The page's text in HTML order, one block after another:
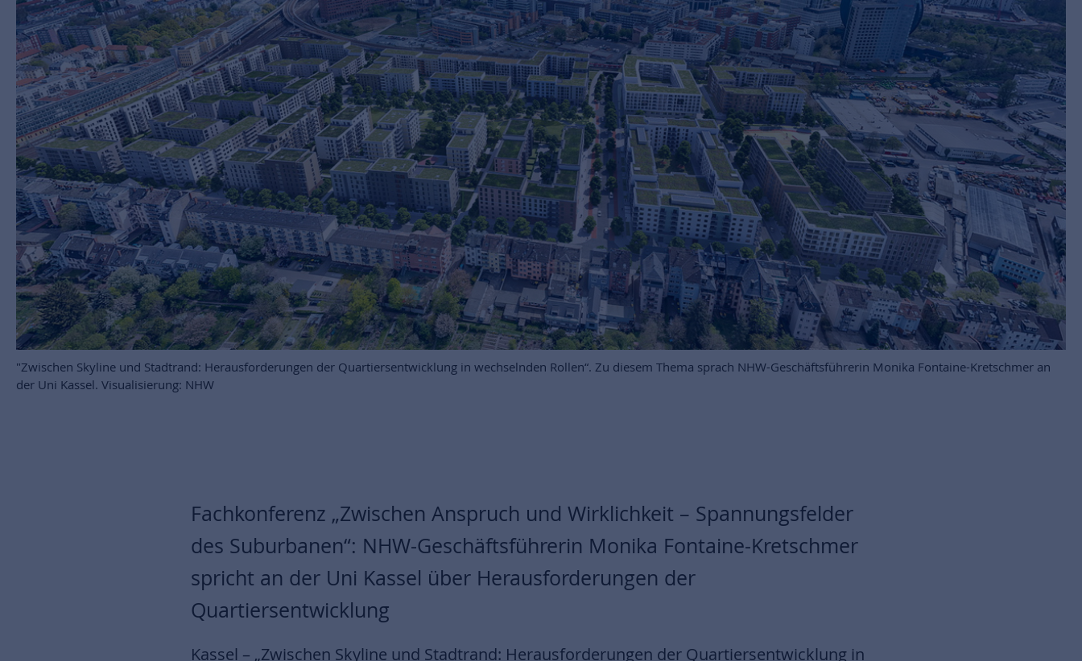
"Zwischen Skyline und Stadtrand: Herausforderungen der Quartiersentwicklung in wechselnden Rollen“. Zu diesem Thema sprach NHW-Geschäftsführerin Monika Fontaine-Kretschmer an
der Uni Kassel. Visualisierung: NHW
Fachkonferenz „Zwischen Anspruch und Wirklichkeit – Spannungsfelder
des Suburbanen“: NHW-Geschäftsführerin Monika Fontaine-Kretschmer
spricht an der Uni Kassel über Herausforderungen der
Quartiersentwicklung
Kassel – „Zwischen Skyline und Stadtrand: Herausforderungen der Quartiersentwicklung in